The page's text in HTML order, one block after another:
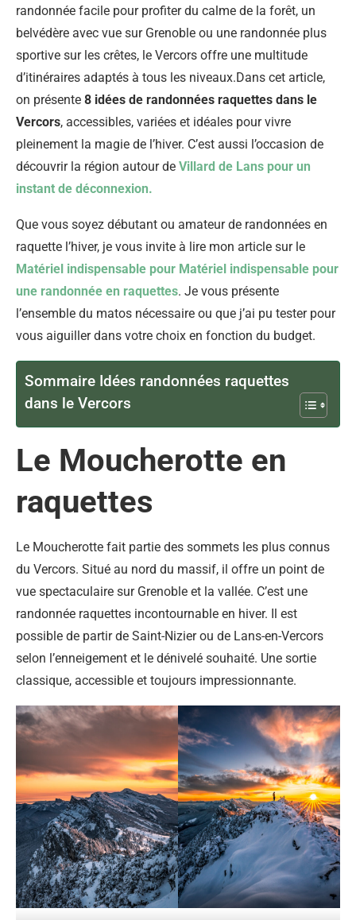
randonnée facile pour profiter du calme de la forêt, un
belvédère avec vue sur Grenoble ou une randonnée plus
sportive sur les crêtes, le Vercors offre une multitude
d’itinéraires adaptés à tous les niveaux.Dans cet article,
on présente 8 idées de randonnées raquettes dans le
Vercors, accessibles, variées et idéales pour vivre
pleinement la magie de l’hiver. C’est aussi l’occasion de
découvrir la région autour de Villard de Lans pour un
instant de déconnexion.
Que vous soyez débutant ou amateur de randonnées en
raquette l’hiver, je vous invite à lire mon article sur le
Matériel indispensable pour Matériel indispensable pour
une randonnée en raquettes. Je vous présente
l’ensemble du matos nécessaire ou que j’ai pu tester pour
vous aiguiller dans votre choix en fonction du budget.
Sommaire Idées randonnées raquettes
dans le Vercors
Le Moucherotte en
raquettes
Le Moucherotte fait partie des sommets les plus connus
du Vercors. Situé au nord du massif, il offre un point de
vue spectaculaire sur Grenoble et la vallée. C’est une
randonnée raquettes incontournable en hiver. Il est
possible de partir de Saint-Nizier ou de Lans-en-Vercors
selon l’enneigement et le dénivelé souhaité. Une sortie
classique, accessible et toujours impressionnante.